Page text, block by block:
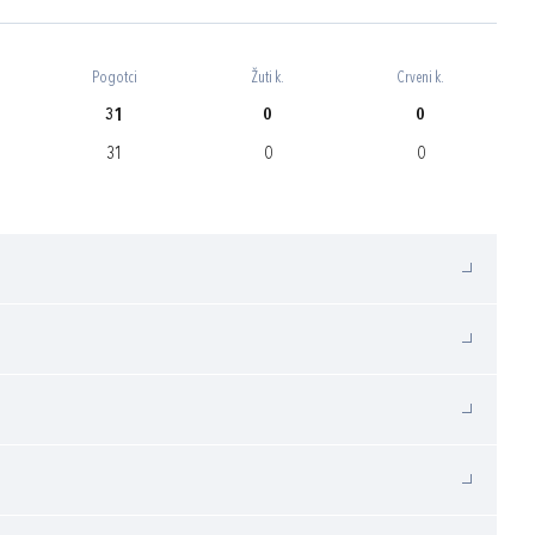
Pogotci Žuti k. Crveni k.
31 0 0
31 0 0